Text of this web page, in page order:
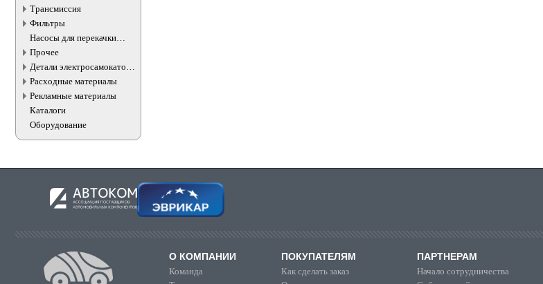
Трансмиссия
Фильтры
Насосы для перекачки
жидкостей
Прочее
Детали электросамокатов и
электротранспорта
Расходные материалы
Рекламные материалы
Каталоги
Оборудование
О КОМПАНИИ
Команда
ПОКУПАТЕЛЯМ
Как сделать заказ
ПАРТНЕРАМ
Начало сотрудничества